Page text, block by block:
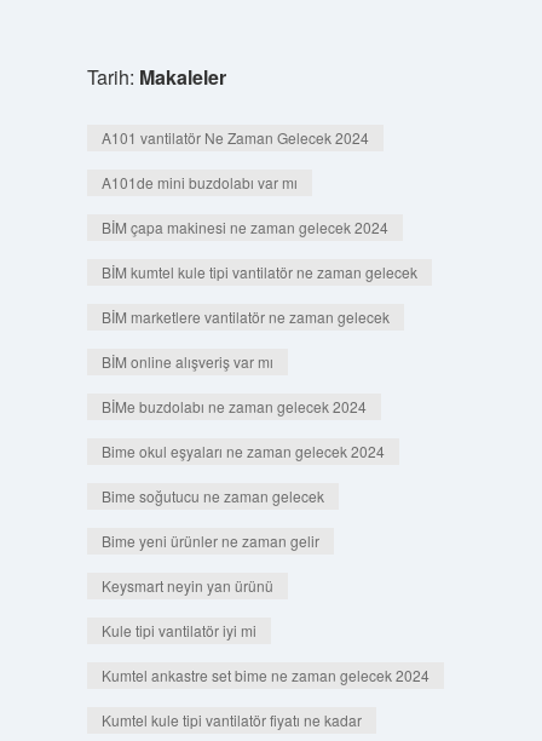
Tarih: Makaleler
A101 vantilatör Ne Zaman Gelecek 2024
A101de mini buzdolabı var mı
BİM çapa makinesi ne zaman gelecek 2024
BİM kumtel kule tipi vantilatör ne zaman gelecek
BİM marketlere vantilatör ne zaman gelecek
BİM online alışveriş var mı
BİMe buzdolabı ne zaman gelecek 2024
Bime okul eşyaları ne zaman gelecek 2024
Bime soğutucu ne zaman gelecek
Bime yeni ürünler ne zaman gelir
Keysmart neyin yan ürünü
Kule tipi vantilatör iyi mi
Kumtel ankastre set bime ne zaman gelecek 2024
Kumtel kule tipi vantilatör fiyatı ne kadar